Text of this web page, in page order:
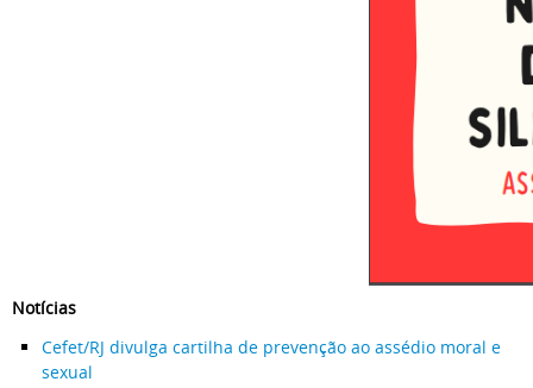
Notícias
Cefet/RJ divulga cartilha de prevenção ao assédio moral e
sexual